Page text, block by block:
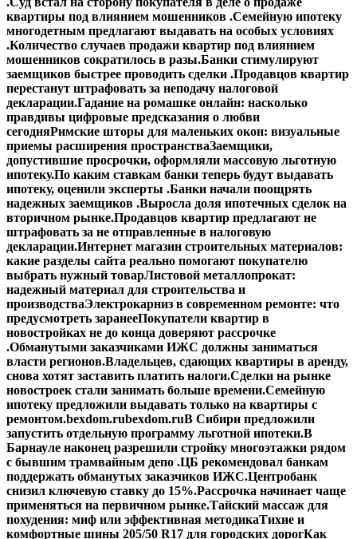
квартиры под влиянием мошенников .Семейную ипотеку
многодетным предлагают выдавать на особых условиях
.Количество случаев продажи квартир под влиянием
мошенников сократилось в разы.Банки стимулируют
заемщиков быстрее проводить сделки .Продавцов квартир
перестанут штрафовать за неподачу налоговой
декларации.Гадание на ромашке онлайн: насколько
правдивы цифровые предсказания о любви
сегодняРимские шторы для маленьких окон: визуальные
приемы расширения пространстваЗаемщики,
допустившие просрочки, оформляли массовую льготную
ипотеку.По каким ставкам банки теперь будут выдавать
ипотеку, оценили эксперты .Банки начали поощрять
надежных заемщиков .Выросла доля ипотечных сделок на
вторичном рынке.Продавцов квартир предлагают не
штрафовать за не отправленные в налоговую
декларации.Интернет магазин строительных материалов:
какие разделы сайта реально помогают покупателю
выбрать нужный товарЛистовой металлопрокат:
надежный материал для строительства и
производстваЭлектрокарниз в современном ремонте: что
предусмотреть заранееПокупатели квартир в
новостройках не до конца доверяют рассрочке
.Обманутыми заказчиками ИЖС должны заниматься
власти регионов.Владельцев, сдающих квартиры в аренду,
снова хотят заставить платить налоги.Сделки на рынке
новостроек стали занимать больше времени.Семейную
ипотеку предложили выдавать только на квартиры с
ремонтом.bexdom.rubexdom.ruВ Сибири предложили
запустить отдельную программу льготной ипотеки.В
Барнауле наконец разрешили стройку многоэтажки рядом
с бывшим трамвайным депо .ЦБ рекомендовал банкам
поддержать обманутых заказчиков ИЖС.Центробанк
снизил ключевую ставку до 15%.Рассрочка начинает чаще
применяться на первичном рынке.Тайский массаж для
похудения: миф или эффективная методикаТихие и
комфортные шины 205/50 R17 для городских дорогКак